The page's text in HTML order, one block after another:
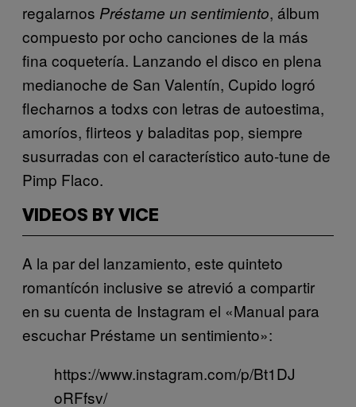
regalarnos Préstame un sentimiento, álbum
compuesto por ocho canciones de la más
fina coquetería. Lanzando el disco en plena
medianoche de San Valentín, Cupido logró
flecharnos a todxs con letras de autoestima,
amoríos, flirteos y baladitas pop, siempre
susurradas con el característico auto-tune de
Pimp Flaco.
VIDEOS BY VICE
A la par del lanzamiento, este quinteto
romantícón inclusive se atrevió a compartir
en su cuenta de Instagram el «Manual para
escuchar Préstame un sentimiento»:
https://www.instagram.com/p/Bt1DJ
oRFfsv/